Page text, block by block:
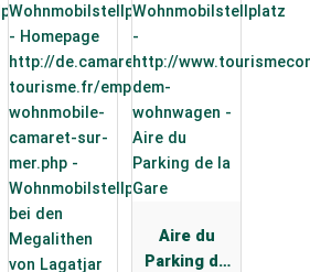
Aire du
Parking de